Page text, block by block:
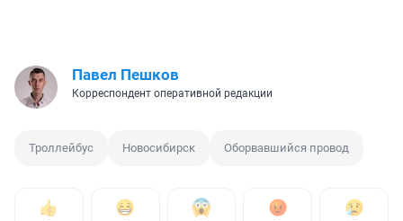
Павел Пешков
Корреспондент оперативной редакции
Троллейбус Новосибирск Оборвавшийся провод